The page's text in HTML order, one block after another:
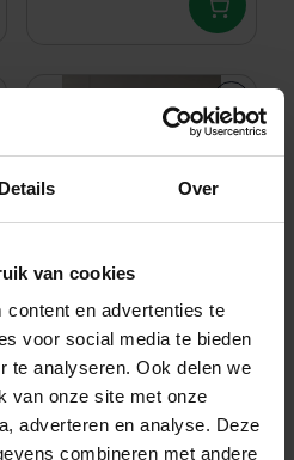
Details Over
van cookies
en advertenties te
voor social media te bieden
te analyseren. Ook delen we
van onze site met onze
adverteren en analyse. Deze
combineren met andere
Essenza Chess
Dekbedovertrek
240x200/220 Oatmeal
139,95